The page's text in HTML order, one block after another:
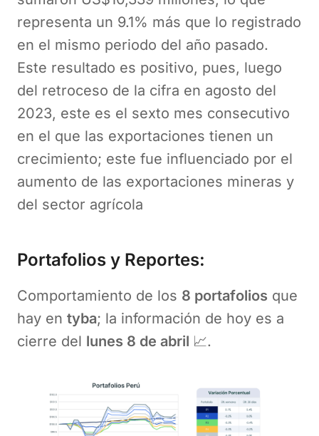
representa un 9.1% más que lo registrado
en el mismo periodo del año pasado.
Este resultado es positivo, pues, luego
del retroceso de la cifra en agosto del
2023, este es el sexto mes consecutivo
en el que las exportaciones tienen un
crecimiento; este fue influenciado por el
aumento de las exportaciones mineras y
del sector agrícola
Portafolios y Reportes:
Comportamiento de los 8 portafolios que
hay en tyba; la información de hoy es a
cierre del lunes 8 de abril 📈.